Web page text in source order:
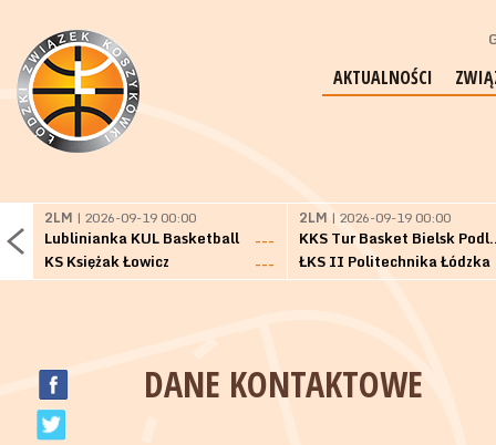
AKTUALNOŚCI
2LM | 2026-09-19 00:00
Lublinianka KUL Basketball
---
KS Księżak Łowicz
---
2LM | 2026-09-19 00:00
KKS Tur
ŁKS II Politechnika Łódzka
DANE KONTAKTOWE